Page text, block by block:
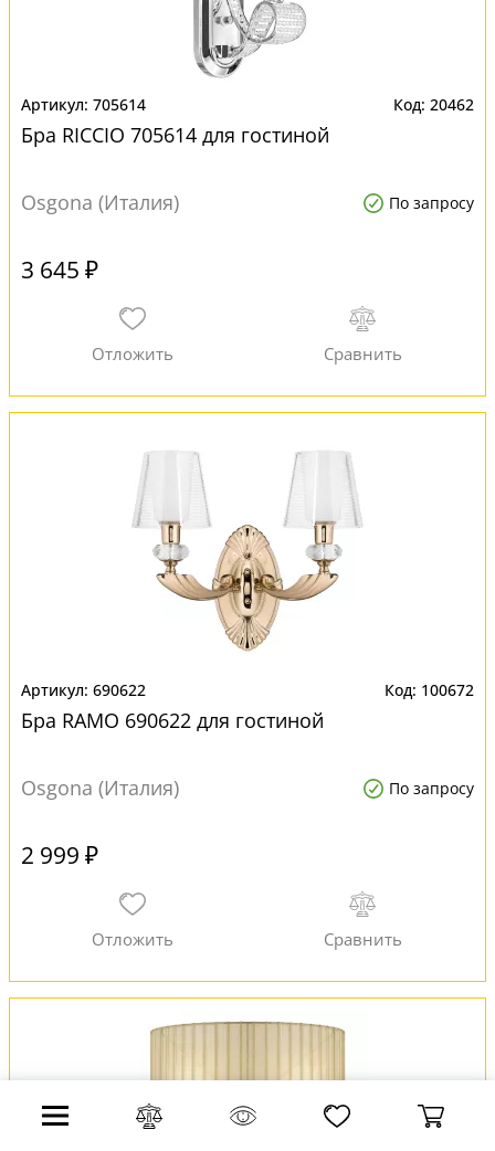
705614 20462
Бра RICCIO 705614 для гостиной
Osgona (Италия) По запросу
3 645 ₽
690622 100672
Бра RAMO 690622 для гостиной
Osgona (Италия) По запросу
2 999 ₽